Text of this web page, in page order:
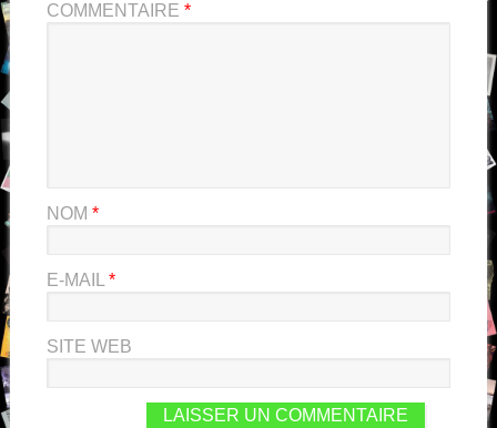
COMMENTAIRE *
NOM *
E-MAIL *
SITE WEB